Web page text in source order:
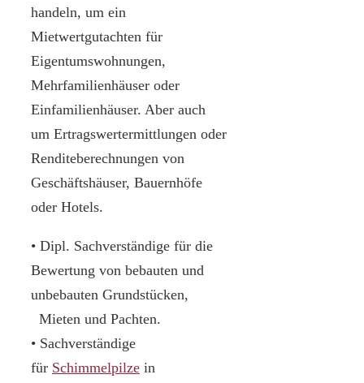
handeln, um ein
Mietwertgutachten für
Eigentumswohnungen,
Mehrfamilienhäuser oder
Einfamilienhäuser. Aber auch
um Ertragswertermittlungen oder
Renditeberechnungen von
Geschäftshäuser, Bauernhöfe
oder Hotels.
• Dipl. Sachverständige für die
Bewertung von bebauten und
unbebauten Grundstücken,
Mieten und Pachten.
• Sachverständige
für Schimmelpilze in